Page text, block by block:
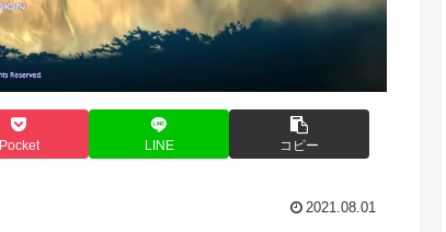
Pocket LINE コピー
2021.08.01